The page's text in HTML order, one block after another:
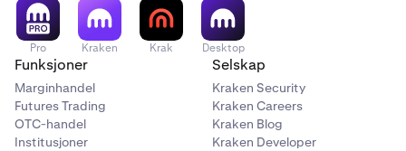
2
Deretter går du til kontoinnstillingene dine ved å
klikke her, eller ved å klikke på menneskeikonet
øverst til høyre og deretter klikke
Pro Kraken Krak Desktop
Funksjoner
Marginhandel
Futures Trading
OTC-handel
Institusjoner
Selskap
Kraken Security
Kraken Careers
Kraken Blog
Kraken Developer